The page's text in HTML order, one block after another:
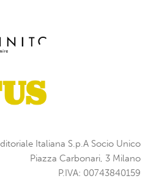
Italiana S.p.A Socio Unico
Piazza Carbonari, 3 Milano
P.IVA: 00743840159